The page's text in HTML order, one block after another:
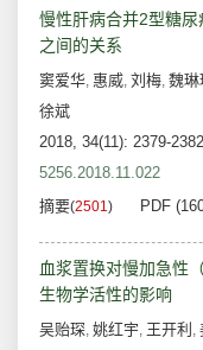
慢性肝病合并2型糖
之间的关系
窦爱华, 惠威, 刘梅, 魏琳
徐斌
2018, 34(11): 2379-
5256.2018.11.022
摘要(2501) PDF
血浆置换对慢加急性
生物学活性的影响
吴贻琛, 姚红宇, 王开利 ,